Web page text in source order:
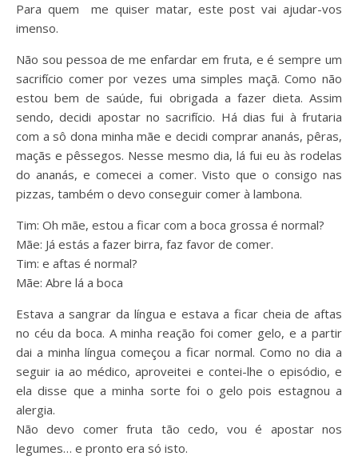
Para quem me quiser matar, este post vai ajudar-vos
imenso.
Não sou pessoa de me enfardar em fruta, e é sempre um
sacrifício comer por vezes uma simples maçã. Como não
estou bem de saúde, fui obrigada a fazer dieta. Assim
sendo, decidi apostar no sacrifício. Há dias fui à frutaria
com a sô dona minha mãe e decidi comprar ananás, pêras,
maçãs e pêssegos. Nesse mesmo dia, lá fui eu às rodelas
do ananás, e comecei a comer. Visto que o consigo nas
pizzas, também o devo conseguir comer à lambona.
Tim: Oh mãe, estou a ficar com a boca grossa é normal?
Mãe: Já estás a fazer birra, faz favor de comer.
Tim: e aftas é normal?
Mãe: Abre lá a boca
Estava a sangrar da língua e estava a ficar cheia de aftas
no céu da boca. A minha reação foi comer gelo, e a partir
dai a minha língua começou a ficar normal. Como no dia a
seguir ia ao médico, aproveitei e contei-lhe o episódio, e
ela disse que a minha sorte foi o gelo pois estagnou a
alergia.
Não devo comer fruta tão cedo, vou é apostar nos
legumes… e pronto era só isto.